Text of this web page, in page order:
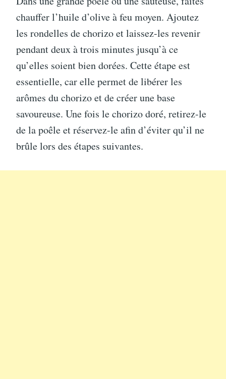
chauffer l’huile d’olive à feu moyen. Ajoutez
les rondelles de chorizo et laissez-les revenir
pendant deux à trois minutes jusqu’à ce
qu’elles soient bien dorées. Cette étape est
essentielle, car elle permet de libérer les
arômes du chorizo et de créer une base
savoureuse. Une fois le chorizo doré, retirez-le
de la poêle et réservez-le afin d’éviter qu’il ne
brûle lors des étapes suivantes.